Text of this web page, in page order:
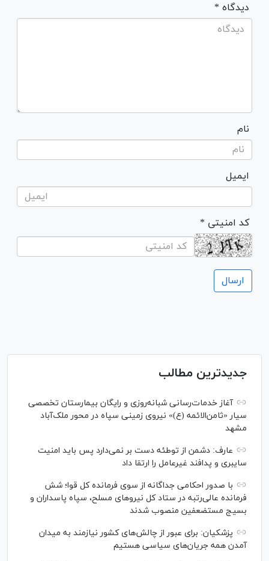
* دیدگاه
نام
ایمیل
* کد امنیتی
جدیدترین مطالب
آغاز خدمات‌رسانی شبانه‌روزی و رایگان بیمارستان تخصصی
سیار «ثامن‌الائمه (ع)» نیروی زمینی سپاه در محور ملک‌آباد
مشهد
عارف: دشمن از توطئه دست بر نمی‌دارد پس باید امنیت
سایبری و پدافند غیرعامل را ارتقا داد
با صدور احکامی جداگانه از سوی فرمانده کل قوا؛ شش
فرمانده عالی‌رتبه در ستاد کل نیرو‌های مسلح، سپاه پاسداران و
بسیج مستضعفین منصوب شدند
پزشکیان: برای عبور از چالش‌های کشور نیازمند به میدان
آمدن همه جریان‌های سیاسی هستیم